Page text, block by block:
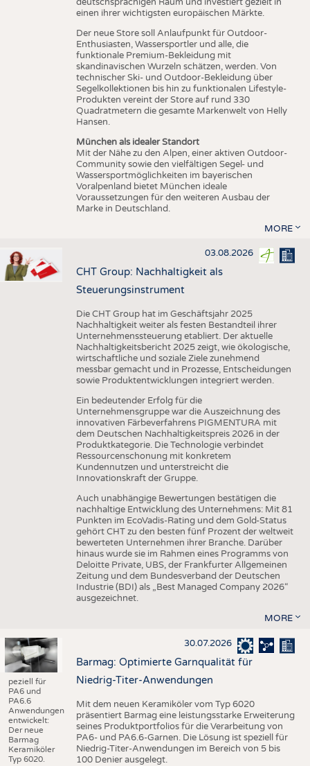
einen ihrer wichtigsten europäischen Märkte.
Der neue Store soll Anlaufpunkt für Outdoor-
Enthusiasten, Wassersportler und alle, die
funktionale Premium-Bekleidung mit
skandinavischen Wurzeln schätzen, werden. Von
technischer Ski- und Outdoor-Bekleidung über
Segelkollektionen bis hin zu funktionalen Lifestyle-
Produkten vereint der Store auf rund 330
Quadratmetern die gesamte Markenwelt von Helly
Hansen.
München als idealer Standort
Mit der Nähe zu den Alpen, einer aktiven Outdoor-
Community sowie den vielfältigen Segel- und
Wassersportmöglichkeiten im bayerischen
Voralpenland bietet München ideale
Voraussetzungen für den weiteren Ausbau der
Marke in Deutschland.
MORE
03.08.2026
CHT Group: Nachhaltigkeit als
Steuerungsinstrument
Die CHT Group hat im Geschäftsjahr 2025
Nachhaltigkeit weiter als festen Bestandteil ihrer
Unternehmenssteuerung etabliert. Der aktuelle
Nachhaltigkeitsbericht 2025 zeigt, wie ökologische,
wirtschaftliche und soziale Ziele zunehmend
messbar gemacht und in Prozesse, Entscheidungen
sowie Produktentwicklungen integriert werden.
Ein bedeutender Erfolg für die
Unternehmensgruppe war die Auszeichnung des
innovativen Färbeverfahrens PIGMENTURA mit
dem Deutschen Nachhaltigkeitspreis 2026 in der
Produktkategorie. Die Technologie verbindet
Ressourcenschonung mit konkretem
Kundennutzen und unterstreicht die
Innovationskraft der Gruppe.
Auch unabhängige Bewertungen bestätigen die
nachhaltige Entwicklung des Unternehmens: Mit 81
Punkten im EcoVadis-Rating und dem Gold-Status
gehört CHT zu den besten fünf Prozent der weltweit
bewerteten Unternehmen ihrer Branche. Darüber
hinaus wurde sie im Rahmen eines Programms von
Deloitte Private, UBS, der Frankfurter Allgemeinen
Zeitung und dem Bundesverband der Deutschen
Industrie (BDI) als „Best Managed Company 2026“
ausgezeichnet.
MORE
peziell für
PA6 und
PA6.6
Anwendungen
entwickelt:
Der neue
Barmag
Keramiköler
Typ 6020.
30.07.2026
Barmag: Optimierte Garnqualität für
Niedrig-Titer-Anwendungen
Mit dem neuen Keramiköler vom Typ 6020
präsentiert Barmag eine leistungsstarke Erweiterung
seines Produktportfolios für die Verarbeitung von
PA6- und PA6.6-Garnen. Die Lösung ist speziell für
Niedrig-Titer-Anwendungen im Bereich von 5 bis
100 Denier ausgelegt.